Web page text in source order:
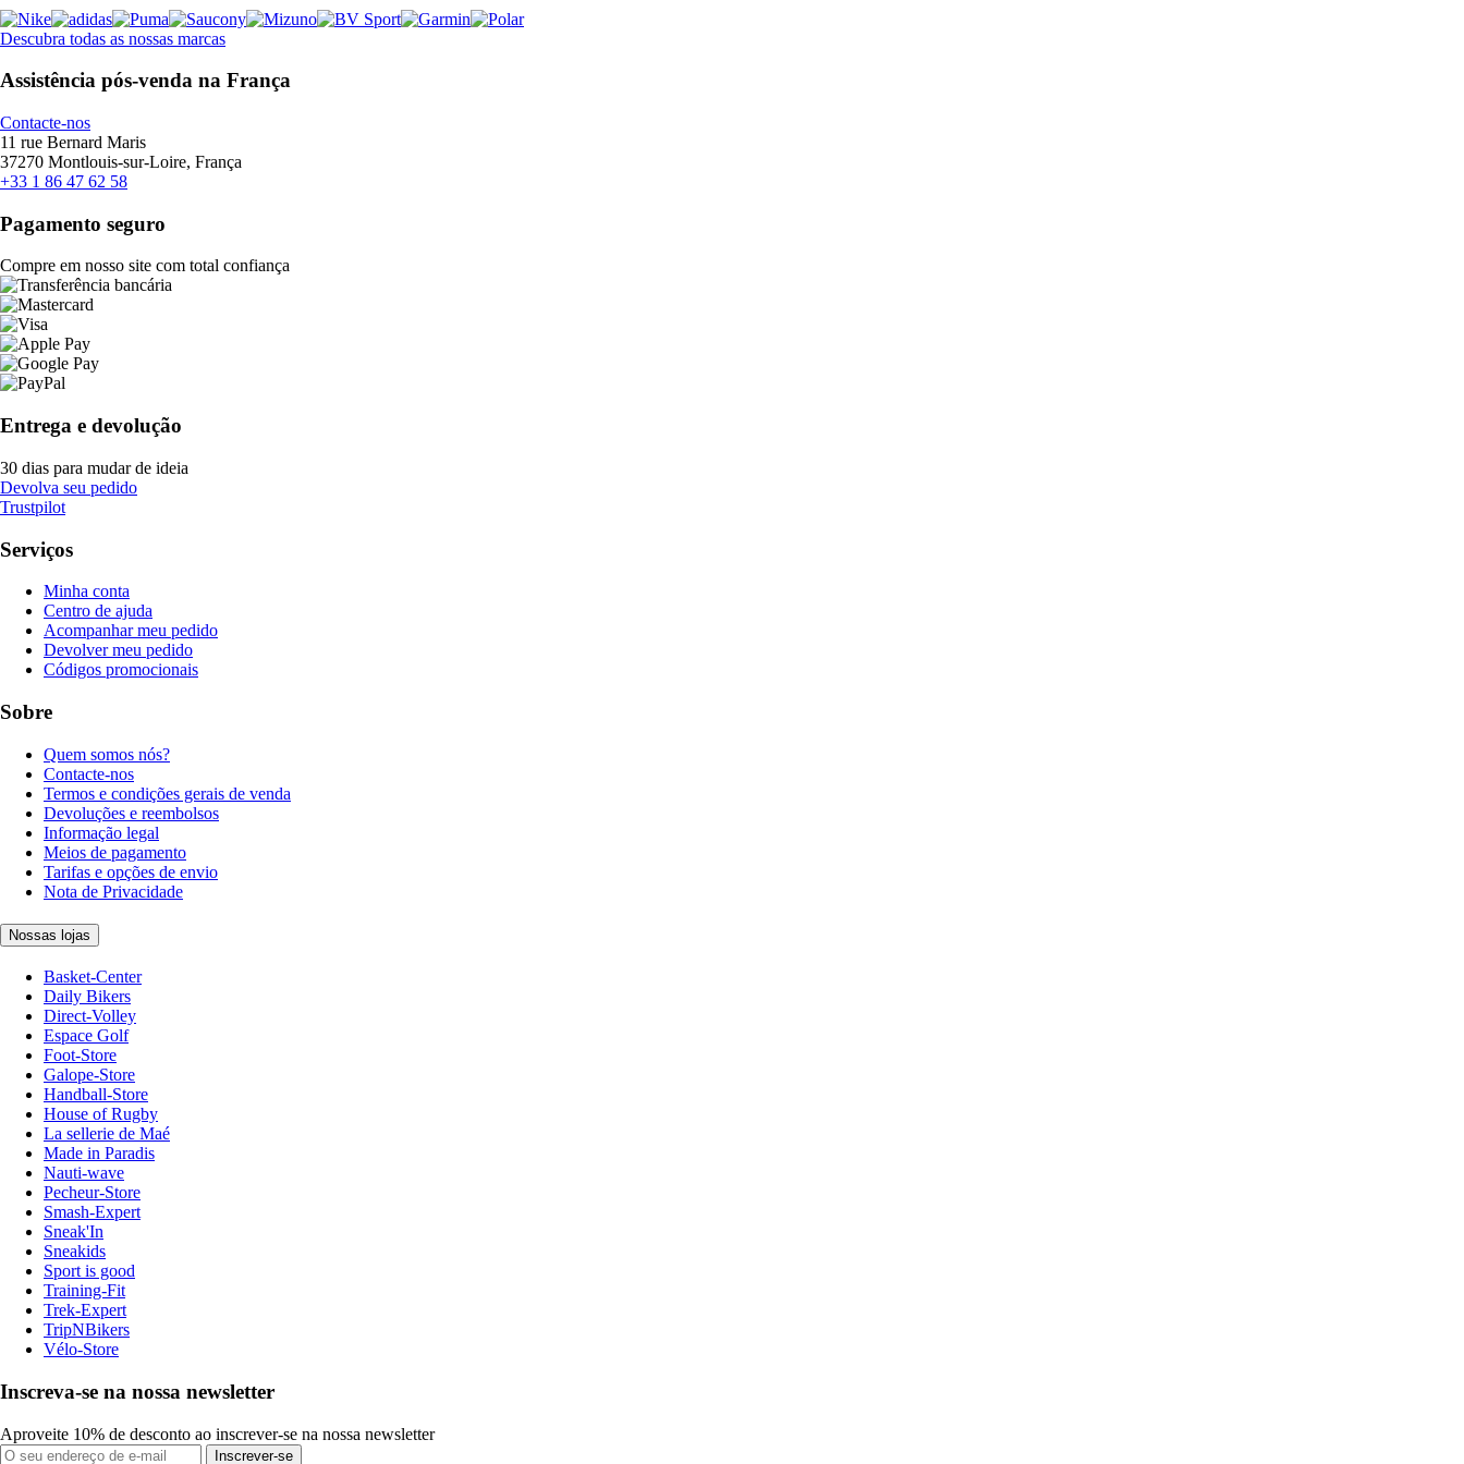
Descubra todas as nossas marcas
Assistência pós-venda na França
Contacte-nos
11 rue Bernard Maris
37270 Montlouis-sur-Loire, França
+33 1 86 47 62 58
Pagamento seguro
Compre em nosso site com total confiança
Entrega e devolução
30 dias para mudar de ideia
Devolva seu pedido
Trustpilot
Serviços
Minha conta
Centro de ajuda
Acompanhar meu pedido
Devolver meu pedido
Códigos promocionais
Sobre
Quem somos nós?
Contacte-nos
Termos e condições gerais de venda
Devoluções e reembolsos
Informação legal
Meios de pagamento
Tarifas e opções de envio
Nota de Privacidade
Nossas lojas
Basket-Center
Daily Bikers
Direct-Volley
Espace Golf
Foot-Store
Galope-Store
Handball-Store
House of Rugby
La sellerie de Maé
Made in Paradis
Nauti-wave
Pecheur-Store
Smash-Expert
Sneak'In
Sneakids
Sport is good
Training-Fit
Trek-Expert
TripNBikers
Vélo-Store
Inscreva-se na nossa newsletter
Aproveite 10% de desconto ao inscrever-se na nossa newsletter
Inscrever-se